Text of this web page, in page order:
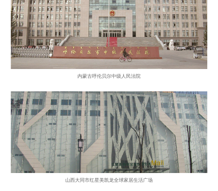
内蒙古呼伦贝尔中级人民法院
山西大同市红星美凯龙全球家居生活广场